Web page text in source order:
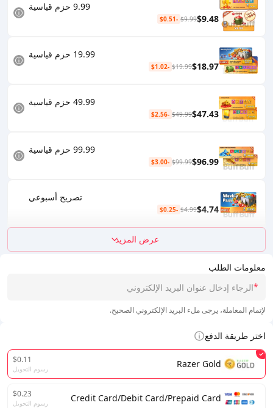
معلومات الطلب
*
لإتمام المعاملة، يرجى ملء البريد الإلكتروني الصحيح.
اختر طريقة الدفع
Razer Gold
$0.11
رسوم التحويل
Credit Card/Debit Card/Prepaid Card
$0.23
رسوم التحويل
9.99 حزم قياسية
$9.48
$9.99
-$0.51
19.99 حزم قياسية
$18.97
$19.99
-$1.02
49.99 حزم قياسية
$47.43
$49.99
-$2.56
99.99 حزم قياسية
$96.99
$99.99
-$3.00
تصريح أسبوعي
$4.74
$4.99
-$0.25
عرض المزيد